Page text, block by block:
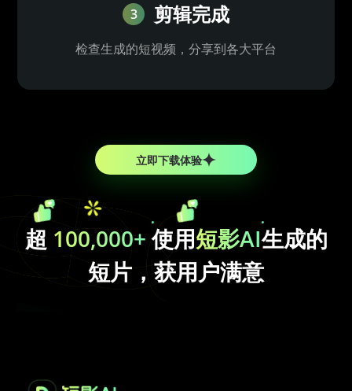
3 剪辑完成
检查生成的短视频，分享到各大平台
立即下载体验
超 100,000+使用短影AI生成的
短片，获用户满意